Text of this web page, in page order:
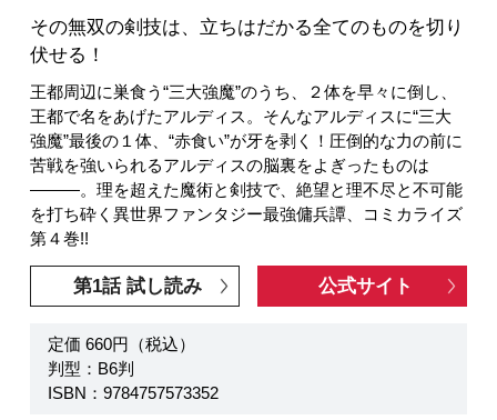
その無双の剣技は、立ちはだかる全てのものを切り
伏せる！
王都周辺に巣食う“三大強魔”のうち、２体を早々に倒し、
王都で名をあげたアルディス。そんなアルディスに“三大
強魔”最後の１体、“赤食い”が牙を剥く！圧倒的な力の前に
苦戦を強いられるアルディスの脳裏をよぎったものは
―――。理を超えた魔術と剣技で、絶望と理不尽と不可能
を打ち砕く異世界ファンタジー最強傭兵譚、コミカライズ
第４巻!!
第1話 試し読み 公式サイト
定価 660円（税込）
判型：B6判
ISBN：9784757573352